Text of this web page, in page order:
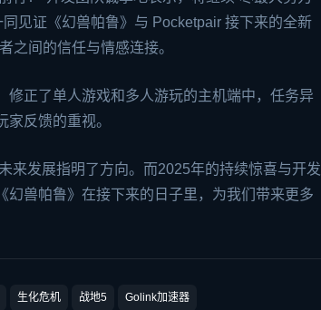
见证《幻兽帕鲁》与 Pocketpair 接下来的全新
之间的信任与情感连接。
正了单人游戏和多人游玩的主机端中，任务异
反馈的重视。
来发展指明了方向。而2025年的持续惊喜与开发
兽帕鲁》在接下来的日子里，为我们带来更多
生化危机 战地5 Golink加速器